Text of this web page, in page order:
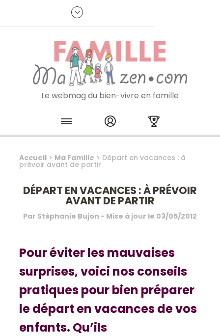
Je m'inscris à la newsletter
Le webmag du bien-vivre en famille
Skip to content
Accueil > Ma Famille > Départ en vacances : à
prévoir avant de partir
DÉPART EN VACANCES : À PRÉVOIR
AVANT DE PARTIR
Par Stéphanie Bujon - Mise à jour le 03/05/2012
Pour éviter les mauvaises
surprises, voici nos conseils
pratiques pour bien préparer
le départ en vacances de vos
enfants. Qu’ils
Panneau de gestion des cookies